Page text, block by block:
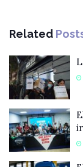
Related